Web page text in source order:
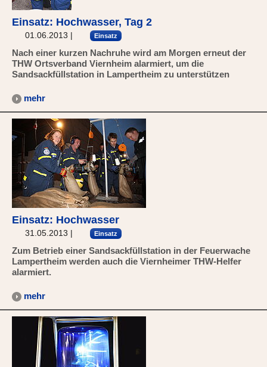
Einsatz: Hochwasser, Tag 2
01.06.2013 | Einsatz
Nach einer kurzen Nachruhe wird am Morgen erneut der
THW Ortsverband Viernheim alarmiert, um die
Sandsackfüllstation in Lampertheim zu unterstützen
mehr
Einsatz: Hochwasser
31.05.2013 | Einsatz
Zum Betrieb einer Sandsackfüllstation in der Feuerwache
Lampertheim werden auch die Viernheimer THW-Helfer
alarmiert.
mehr